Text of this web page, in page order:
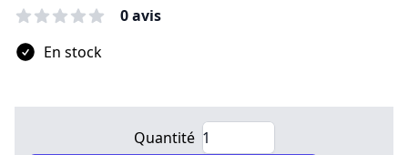
0 avis
En stock
Quantité